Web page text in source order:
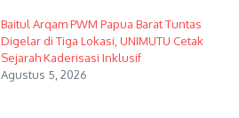
Baitul Arqam PWM Papua Barat Tuntas
Digelar di Tiga Lokasi, UNIMUTU Cetak
Sejarah Kaderisasi Inklusif
Agustus 5, 2026